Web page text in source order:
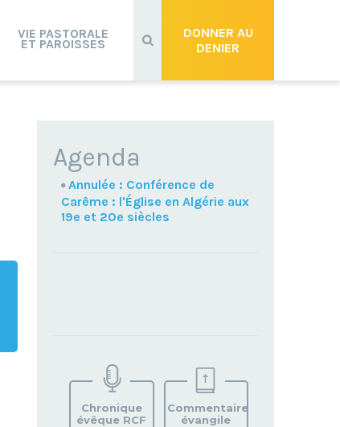
DONNER AU
DENIER
VIE PASTORALE
ET PAROISSES
NAVIGATION
Agenda
Annulée : Conférence de
Carême : l'Église en Algérie aux
19e et 20e siècles
VOTRE
PAROISSE
Chronique
évêque RCF
Commentaire
évangile